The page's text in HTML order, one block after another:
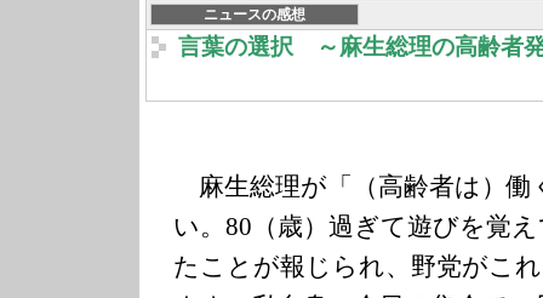
ニュースの感想
言葉の選択 ～麻生総理の高齢者
麻生総理が「（高齢者は）働
い。80（歳）過ぎて遊びを覚
たことが報じられ、野党がこ